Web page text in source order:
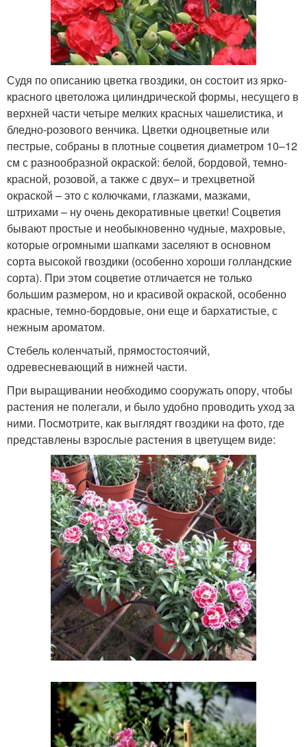
Судя по описанию цветка гвоздики, он состоит из ярко-
красного цветоложа цилиндрической формы, несущего в
верхней части четыре мелких красных чашелистика, и
бледно-розового венчика. Цветки одноцветные или
пестрые, собраны в плотные соцветия диаметром 10–12
см с разнообразной окраской: белой, бордовой, темно-
красной, розовой, а также с двух– и трехцветной
окраской – это с колючками, глазками, мазками,
штрихами – ну очень декоративные цветки! Соцветия
бывают простые и необыкновенно чудные, махровые,
которые огромными шапками заселяют в основном
сорта высокой гвоздики (особенно хороши голландские
сорта). При этом соцветие отличается не только
большим размером, но и красивой окраской, особенно
красные, темно-бордовые, они еще и бархатистые, с
нежным ароматом.
Стебель коленчатый, прямостостоячий,
одревесневающий в нижней части.
При выращивании необходимо сооружать опору, чтобы
растения не полегали, и было удобно проводить уход за
ними. Посмотрите, как выглядят гвоздики на фото, где
представлены взрослые растения в цветущем виде: